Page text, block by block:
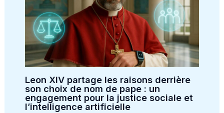
Leon XIV partage les raisons derrière
son choix de nom de pape : un
engagement pour la justice sociale et
l’intelligence artificielle